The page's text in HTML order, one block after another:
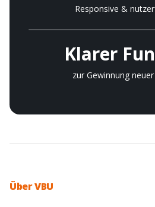
Responsive &
Klarer
zur Gewinnung
Über VBU